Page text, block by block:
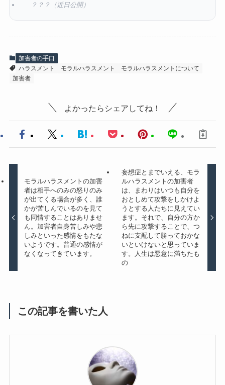
？？？（近日公開）
加害者の手口
ハラスメント
モラルハラスメント
モラルハラスメントについて
加害者
よかったらシェアしてね！
モラルハラスメントの加害
者は相手へのみの怒りのみ
が出てくる場合が多く、誰
かが苦しんでいるのを見て
も同情することはありませ
ん。加害者自身苦しみや悲
しみといった感情をもたな
いようです。普通の感情が
なくなってきています。
妄想症とまでいえる、モラ
ルハラスメントの加害者
は、まわりはいつも自分を
おとしめて攻撃をしかけよ
うとする人たちに見えてい
ます。それで、自分の方か
ら先に攻撃することで、つ
ねに支配して勝っておかな
いといけないと思っていま
す。人生は悪意に満ちたも
の
この記事を書いた人